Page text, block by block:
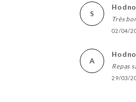
S
Très
02/04/
A
Repas
29/03/